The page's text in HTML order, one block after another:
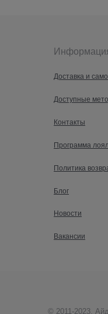
Доставка и
Доступные
Контакты
Программа
Политика
Блог
Новости
Вакансии
© 2011-2023,